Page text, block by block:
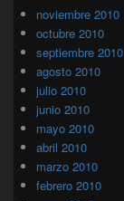
noviembre 2010
octubre 2010
septiembre 2010
agosto 2010
julio 2010
junio 2010
mayo 2010
abril 2010
marzo 2010
febrero 2010